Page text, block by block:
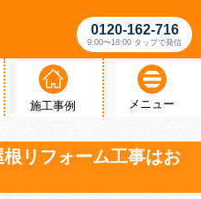
0120-162-716
9:00〜18:00 タップで発信
施工事例 メニュー
リフォーム工事はお